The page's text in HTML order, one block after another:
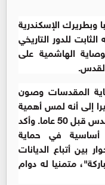
وبطريرك الإسكندرية
للدور التاريخي
الهاشمية على
المقدسات وصون
إلى أنه لمس أهمية
هذا الدور التاريخي عند زيارته الأولى للقدس قبل 50 عاما. وأكد
أساسية في حماية
بين أتباع الديانات
متمنيا له دوام